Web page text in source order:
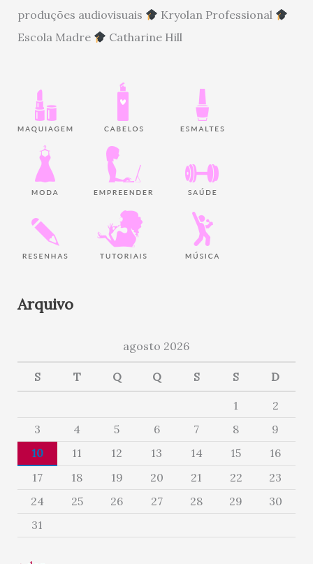
produções audiovisuais
Kryolan Professional
Escola Madre
Catharine Hill
Arquivo
agosto 2026
S T Q Q S S D
1
2
3
4 5 6 7 8
9
10
11 12 13 14 15
16
17
18 19 20 21 22
23
24
25 26 27 28 29
30
31